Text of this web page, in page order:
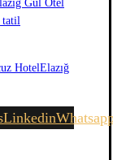
Gül Otel
tatil
HotelElazığ
Linkedin